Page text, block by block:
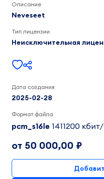
Описание
Neveseet
Тип лицензии
Неисключительная
Дата создания
2025-02-28
Формат файла
pcm_s16le 1411200
от 50 000,00 ₽